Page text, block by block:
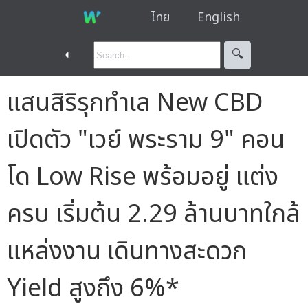
ไทย English
◐ 🔍︎
แสนสิริรุกทำเล New CBD
เปิดตัว "เวย์ พระราม 9" คอน
โด Low Rise พร้อมอยู่ แต่ง
ครบ เริ่มต้น 2.29 ล้านบาทใกล้
แหล่งงาน เดินทางสะดวก
Yield สูงถึง 6%*